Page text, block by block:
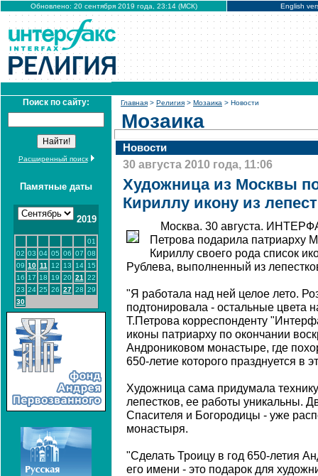
Обновлено: 20 сентября 2019 года, 23:14 (МСК) English
Поиск по сайту:
Расширенный поиск
Памятные даты
2019
01
02 03 04 05 06 07 08
09 10 11 12 13 14 15
16 17 18 19 20 21
22
23 24 25 26 27 28 29
30
Главная > Религия > Мозаика > Новости
Мозаика
Новости
30 августа 2010 года, 11:06
Художница из Москвы
Кириллу икону из
Москва. 30 августа.
Петрова подарила патриарху
Кириллу своего рода список
Рублева, выполненный из
"Я работала над ней целое лето.
подтонировала - остальные цвета
Т.Петрова корреспонденту
иконы патриарху по окончании
Андрониковом монастыре, где
650-летие которого празднуется в
Художница сама придумала
лепестков, ее работы уникальны.
Спасителя и Богородицы - уже
монастыря.
"Сделать Троицу в год 650-летия
его имени - это подарок для